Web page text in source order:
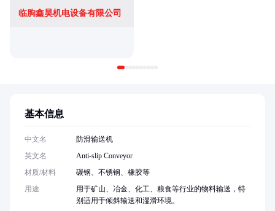
临朐鑫昊机电设备有限公司
基本信息
中文名
防滑输送机
英文名
Anti-slip Conveyor
材质/材料
碳钢、不锈钢、橡胶等
用途
用于矿山、冶金、化工、粮食等行业的物料输送，特
别适用于倾斜输送和湿滑环境。